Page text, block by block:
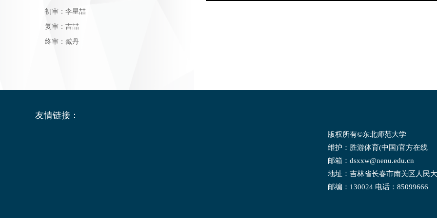
初审：李星喆
复审：吉喆
终审：臧丹
友情链接：
版权所有©东北师范大学
维护：胜游体育(中国)官方在线
邮箱：dsxxw@nenu.edu.cn
地址：吉林省长春市南关区人民
邮编：130024 电话：85099666